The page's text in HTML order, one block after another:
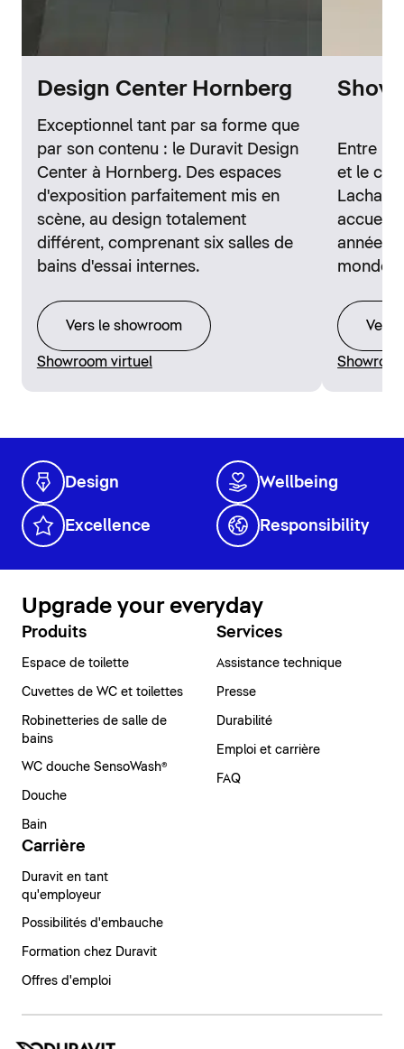
Design Center Hornberg
Exceptionnel tant par sa forme que
par son contenu : le Duravit Design
Center à Hornberg. Des espaces
d'exposition parfaitement mis en
scène, au design totalement
différent, comprenant six salles de
bains d'essai internes.
Vers le showroom
Showroom virtuel
Entre la
et le
années
monde
Vers
Design Wellbeing
Excellence Responsibility
Upgrade your everyday
Produits
Espace de toilette
Cuvettes de WC et toilettes
Robinetteries de salle de
bains
WC douche SensoWash®
Douche
Bain
Services
Assistance technique
Presse
Durabilité
Emploi et carrière
FAQ
Carrière
Duravit en tant
qu'employeur
Possibilités d'embauche
Formation chez Duravit
Offres d'emploi